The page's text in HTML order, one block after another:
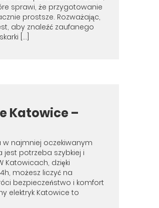
sprawi, że przygotowanie
prostsze. Rozważając,
aby znaleźć zaufanego
[…]
Katowice –
w najmniej oczekiwanym
jest potrzeba szybkiej i
Katowicach, dzięki
możesz liczyć na
bezpieczeństwo i komfort
elektryk Katowice to